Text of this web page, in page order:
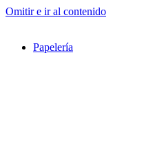
Omitir e ir al contenido
Papelería